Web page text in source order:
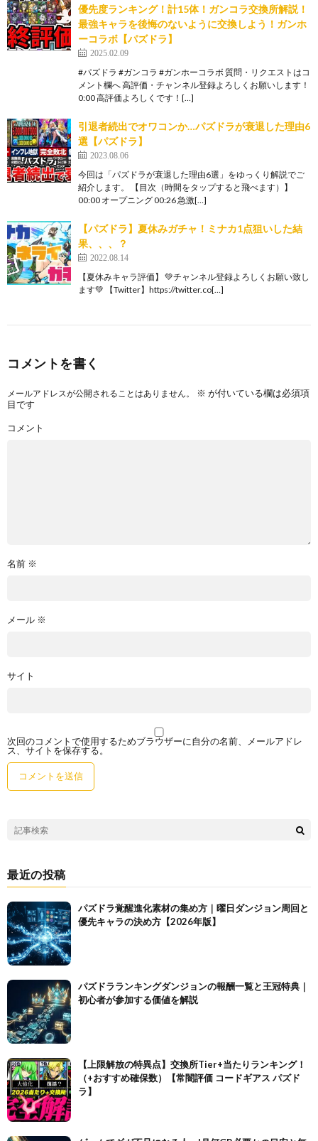
優先度ランキング！計15体！ガンコラ交換所解説！
最強キャラを後悔のないように交換しよう！ガンホ
ーコラボ【パズドラ】
2025.02.09
#パズドラ #ガンコラ #ガンホーコラボ 質問・リクエストはコ
メント欄へ 高評価・チャンネル登録よろしくお願いします！
0:00 高評価よろしくです！[…]
引退者続出でオワコンか…パズドラが衰退した理由6
選【パズドラ】
2023.08.06
今回は「パズドラが衰退した理由6選」をゆっくり解説でご
紹介します。 【目次（時間をタップすると飛べます）】
00:00 オープニング 00:26 急激[…]
【パズドラ】夏休みガチャ！ミナカ1点狙いした結
果、、、？
2022.08.14
【夏休みキャラ評価】 💚チャンネル登録よろしくお願い致し
ます💚 【Twitter】https://twitter.co[…]
コメントを書く
メールアドレスが公開されることはありません。 ※ が付いている欄は必須項
目です
コメント
名前 ※
メール ※
サイト
次回のコメントで使用するためブラウザーに自分の名前、メールアドレ
ス、サイトを保存する。
最近の投稿
パズドラ覚醒進化素材の集め方｜曜日ダンジョン周回と
優先キャラの決め方【2026年版】
パズドラランキングダンジョンの報酬一覧と王冠特典｜
初心者が参加する価値を解説
【上限解放の特異点】交換所Tier+当たりランキング！
（+おすすめ確保数）【常闇評価 コードギアス パズド
ラ】